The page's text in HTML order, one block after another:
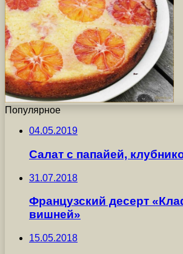
Популярное
04.05.2019
Салат с папайей,
31.07.2018
Французский десерт
вишней»
15.05.2018